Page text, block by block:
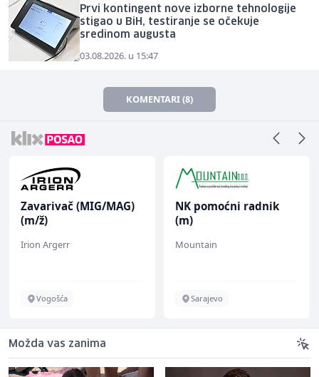
Prvi kontingent nove izborne tehnologije
stigao u BiH, testiranje se očekuje
sredinom augusta
03.08.2026. u 15:47
KOMENTARI (8)
Zavarivač (MIG/MAG)
(m/ž)
Irion Argerr
Vogošća
NK pomoćni radnik
(m)
Mountain
Sarajevo
Možda vas zanima